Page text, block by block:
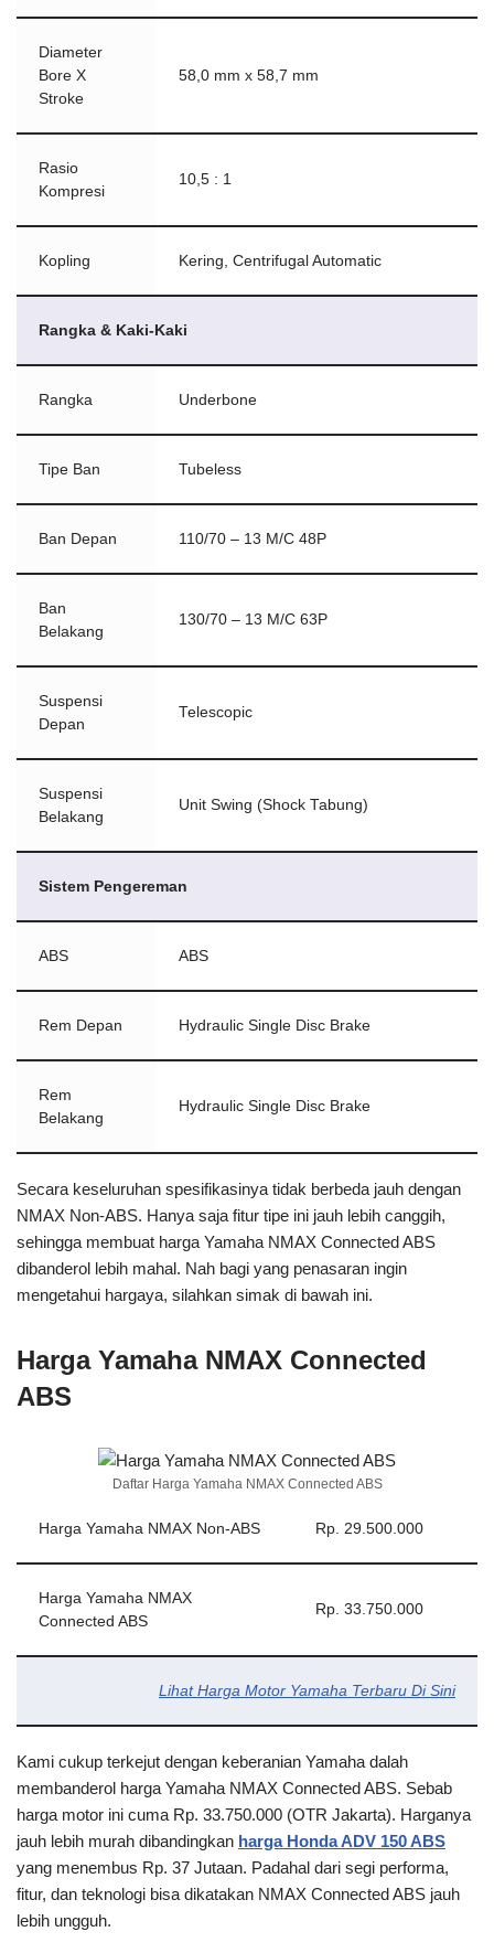
Diameter
Bore X
Stroke
58,0 mm x 58,7 mm
Rasio
Kompresi
10,5 : 1
Kopling Kering, Centrifugal Automatic
Rangka & Kaki-Kaki
Rangka Underbone
Tipe Ban Tubeless
Ban Depan 110/70 – 13 M/C 48P
Ban
Belakang
130/70 – 13 M/C 63P
Suspensi
Depan
Telescopic
Suspensi
Belakang
Unit Swing (Shock Tabung)
Sistem Pengereman
ABS ABS
Rem Depan Hydraulic Single Disc Brake
Rem
Belakang
Hydraulic Single Disc Brake
Secara keseluruhan spesifikasinya tidak berbeda jauh dengan
NMAX Non-ABS. Hanya saja fitur tipe ini jauh lebih canggih,
sehingga membuat harga Yamaha NMAX Connected ABS
dibanderol lebih mahal. Nah bagi yang penasaran ingin
mengetahui hargaya, silahkan simak di bawah ini.
Harga Yamaha NMAX Connected
ABS
Daftar Harga Yamaha NMAX Connected ABS
Harga Yamaha NMAX Non-ABS Rp. 29.500.000
Harga Yamaha NMAX
Connected ABS
Rp. 33.750.000
LihatHarga Motor Yamaha Terbaru Di Sini
Kami cukup terkejut dengan keberanian Yamaha dalah
membanderol harga Yamaha NMAX Connected ABS. Sebab
harga motor ini cuma Rp. 33.750.000 (OTR Jakarta). Harganya
jauh lebih murah dibandingkan harga Honda ADV 150 ABS
yang menembus Rp. 37 Jutaan. Padahal dari segi performa,
fitur, dan teknologi bisa dikatakan NMAX Connected ABS jauh
lebih ungguh.